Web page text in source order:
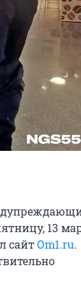
13
сайтOm1.ru.